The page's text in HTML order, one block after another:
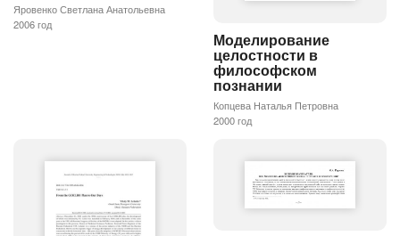
Яровенко Светлана Анатольевна
2006 год
Моделирование
целостности в
философском
познании
Копцева Наталья Петровна
2000 год